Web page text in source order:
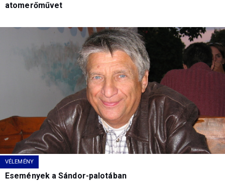
atomerőművet
VÉLEMÉNY
Események a Sándor-palotában